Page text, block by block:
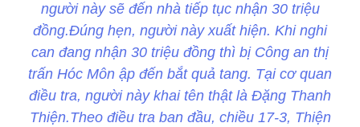
người này sẽ đến nhà tiếp tục nhận 30 triệu
đồng.Đúng hẹn, người này xuất hiện. Khi nghi
can đang nhận 30 triệu đồng thì bị Công an thị
trấn Hóc Môn ập đến bắt quả tang. Tại cơ quan
điều tra, người này khai tên thật là Đặng Thanh
Thiện.Theo điều tra ban đầu, chiều 17-3, Thiện